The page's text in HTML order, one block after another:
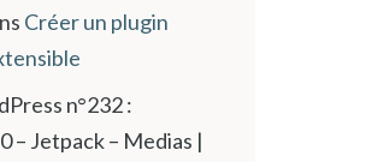
Créer un plugin
n°232 :
– Jetpack – Medias |